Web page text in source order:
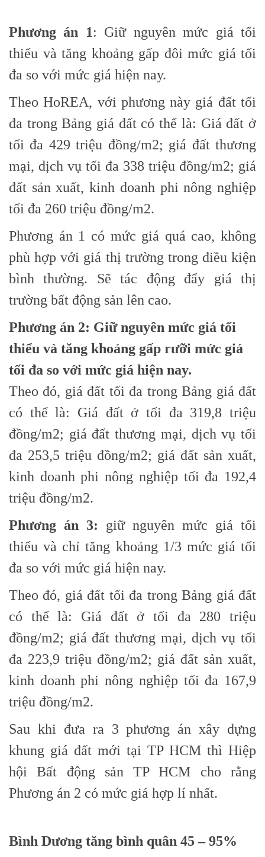
Phương án 1: Giữ nguyên mức giá tối
thiểu và tăng khoảng gấp đôi mức giá tối
đa so với mức giá hiện nay.
Theo HoREA, với phương này giá đất tối
đa trong Bảng giá đất có thể là: Giá đất ở
tối đa 429 triệu đồng/m2; giá đất thương
mại, dịch vụ tối đa 338 triệu đồng/m2; giá
đất sản xuất, kinh doanh phi nông nghiệp
tối đa 260 triệu đồng/m2.
Phương án 1 có mức giá quá cao, không
phù hợp với giá thị trường trong điều kiện
bình thường. Sẽ tác động đẩy giá thị
trường bất động sản lên cao.
Phương án 2: Giữ nguyên mức giá tối
thiểu và tăng khoảng gấp rưỡi mức giá
tối đa so với mức giá hiện nay.
Theo đó, giá đất tối đa trong Bảng giá đất
có thể là: Giá đất ở tối đa 319,8 triệu
đồng/m2; giá đất thương mại, dịch vụ tối
đa 253,5 triệu đồng/m2; giá đất sản xuất,
kinh doanh phi nông nghiệp tối đa 192,4
triệu đồng/m2.
Phương án 3: giữ nguyên mức giá tối
thiểu và chỉ tăng khoảng 1/3 mức giá tối
đa so với mức giá hiện nay.
Theo đó, giá đất tối đa trong Bảng giá đất
có thể là: Giá đất ở tối đa 280 triệu
đồng/m2; giá đất thương mại, dịch vụ tối
đa 223,9 triệu đồng/m2; giá đất sản xuất,
kinh doanh phi nông nghiệp tối đa 167,9
triệu đồng/m2.
Sau khi đưa ra 3 phương án xây dựng
khung giá đất mới tại TP HCM thì Hiệp
hội Bất động sản TP HCM cho rằng
Phương án 2 có mức giá hợp lí nhất.
Bình Dương tăng bình quân 45 – 95%